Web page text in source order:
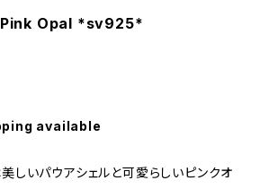
Opal *sv925*
available
しいパウアシェルと可愛らしいピンクオ